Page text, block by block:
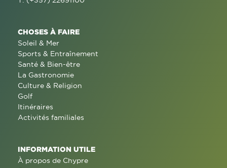
CHOSES À FAIRE
Soleil & Mer
Sports & Entraînement
Santé & Bien-être
La Gastronomie
Culture & Religion
Golf
Itinéraires
Activités familiales
INFORMATION UTILE
À propos de Chypre